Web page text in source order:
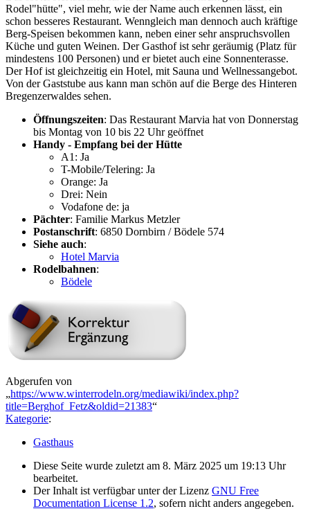
Rodel"hütte", viel mehr, wie der Name auch erkennen lässt, ein
schon besseres Restaurant. Wenngleich man dennoch auch kräftige
Berg-Speisen bekommen kann, neben einer sehr anspruchsvollen
Küche und guten Weinen. Der Gasthof ist sehr geräumig (Platz für
mindestens 100 Personen) und er bietet auch eine Sonnenterasse.
Der Hof ist gleichzeitig ein Hotel, mit Sauna und Wellnessangebot.
Von der Gaststube aus kann man schön auf die Berge des Hinteren
Bregenzerwaldes sehen.
Öffnungszeiten: Das Restaurant Marvia hat von Donnerstag
bis Montag von 10 bis 22 Uhr geöffnet
Handy - Empfang bei der Hütte
A1: Ja
T-Mobile/Telering: Ja
Orange: Ja
Drei: Nein
Vodafone de: ja
Pächter: Familie Markus Metzler
Postanschrift: 6850 Dornbirn / Bödele 574
Siehe auch:
Hotel Marvia
Rodelbahnen:
Bödele
Abgerufen von
„https://www.winterrodeln.org/mediawiki/index.php?
title=Berghof_Fetz&oldid=21383“
Kategorie:
Gasthaus
Diese Seite wurde zuletzt am 8. März 2025 um 19:13 Uhr
bearbeitet.
Der Inhalt ist verfügbar unter der Lizenz GNU Free
Documentation License 1.2, sofern nicht anders angegeben.